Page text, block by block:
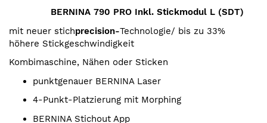
BERNINA 790 PRO Inkl. Stickmodul L (SDT)
mit neuer stichprecision-Technologie/ bis zu 33%
höhere Stickgeschwindigkeit
Kombimaschine, Nähen oder Sticken
punktgenauer BERNINA Laser
4-Punkt-Platzierung mit Morphing
BERNINA Stichout App